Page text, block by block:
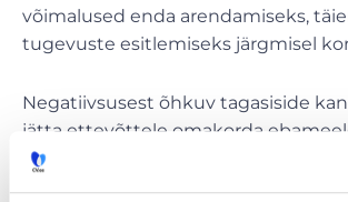
võimalused enda arendamiseks,
tugevuste esitlemiseks järgmisel
Negatiivsusest õhkuv tagasiside
jätta ettevõttele omakorda
kogemuse, mistõttu uue konkursi